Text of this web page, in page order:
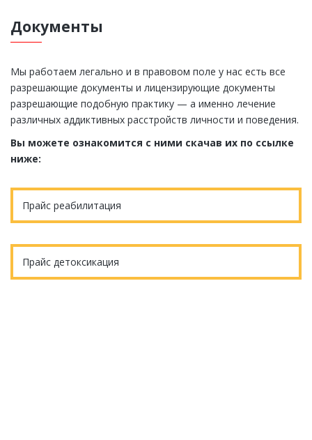
Документы
Мы работаем легально и в правовом поле у нас есть все
разрешающие документы и лицензирующие документы
разрешающие подобную практику — а именно лечение
различных аддиктивных расстройств личности и поведения.
Вы можете ознакомится с ними скачав их по ссылке
ниже:
Прайс реабилитация
Прайс детоксикация